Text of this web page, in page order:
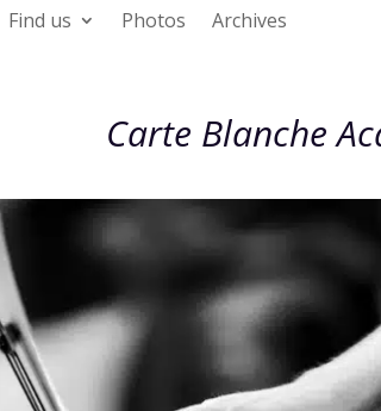
Find us Photos Archives
Carte Blanche